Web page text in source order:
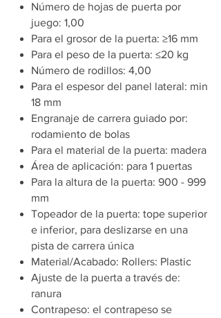
Número de hojas de puerta por
juego: 1,00
Para el grosor de la puerta: ≥16 mm
Para el peso de la puerta: ≤20 kg
Número de rodillos: 4,00
Para el espesor del panel lateral: min
18 mm
Engranaje de carrera guiado por:
rodamiento de bolas
Para el material de la puerta: madera
Área de aplicación: para 1 puertas
Para la altura de la puerta: 900 - 999
mm
Topeador de la puerta: tope superior
e inferior, para deslizarse en una
pista de carrera única
Material/Acabado: Rollers: Plastic
Ajuste de la puerta a través de:
ranura
Contrapeso: el contrapeso se